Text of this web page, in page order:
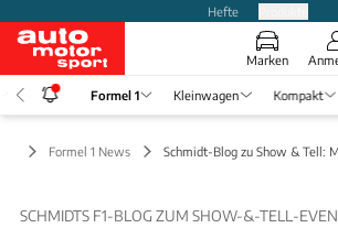
Hefte
Marken
Formel 1 Kleinwagen Kompakt
Formel 1 News Schmidt-Blog zu Show & Tell:
SCHMIDTS F1-BLOG ZUM SHOW-&-TELL-